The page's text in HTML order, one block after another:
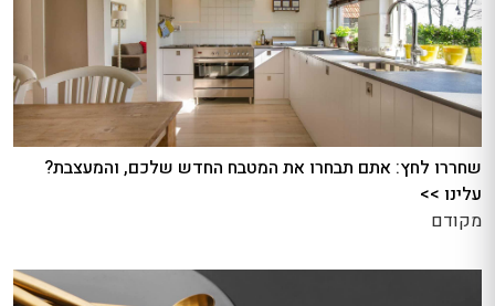
שחררו לחץ: אתם תבחרו את המטבח החדש שלכם, והמעצבת?
עלינו >>
מקודם